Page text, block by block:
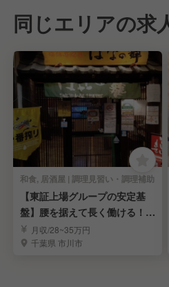
同じエリアの求
和食, 居酒屋 | 調理見習い・調理補助
【東証上場グループの安定基
盤】腰を据えて長く働ける！調
理スタッフ募集
月収/28~35万円
千葉県 市川市